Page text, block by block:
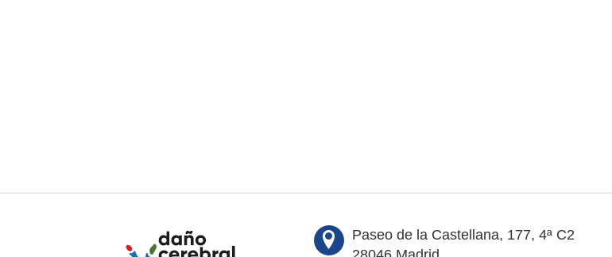
Paseo de la Castellana, 177, 4ª C2